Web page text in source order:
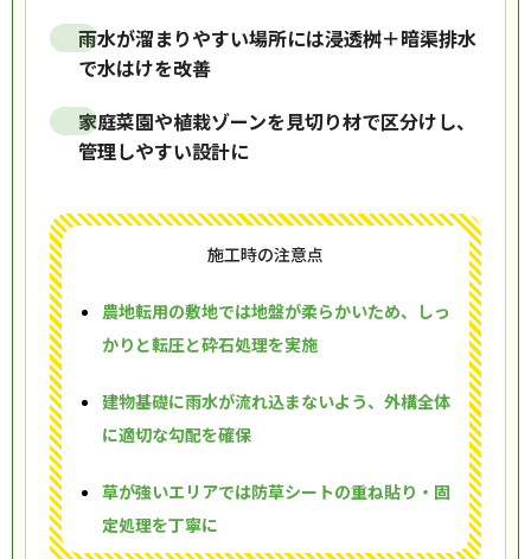
雨水が溜まりやすい場所には浸透桝＋暗渠排水
で水はけを改善
家庭菜園や植栽ゾーンを見切り材で区分けし、
管理しやすい設計に
施工時の注意点
農地転用の敷地では地盤が柔らかいため、しっ
かりと転圧と砕石処理を実施
建物基礎に雨水が流れ込まないよう、外構全体
に適切な勾配を確保
草が強いエリアでは防草シートの重ね貼り・固
定処理を丁寧に